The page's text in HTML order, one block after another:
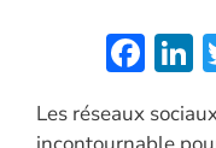
F
e
Les réseaux